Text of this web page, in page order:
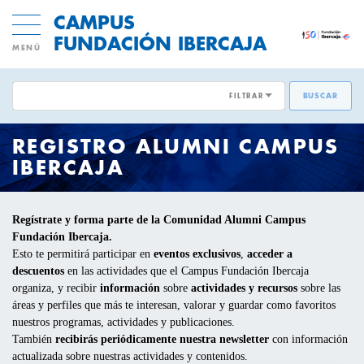
MENÚ
CAMPUS
FUNDACIÓN IBERCAJA
ACTIVIDADES GRATUITAS
CICLOS Y PROGRAMAS
CONFERENCIAS Y MESAS REDONDAS
CURSOS Y TALLERES
PRESENTACIONES
FILTRAR
DESARROLLO DE PERSONAS
INNOVACION Y MODELOS DE
TRANSFORMACIÓN DIGITAL
DIRECCIÓN Y ESTRATEGIA
EMPRESAS SOSTENIBLES
VENTAS Y MERCADOS
BUSCAR
REGISTRO ALUMNI CAMPUS
IBERCAJA
Regístrate y forma parte de la Comunidad Alumni Campus
Fundación Ibercaja.
Esto te permitirá participar en eventos exclusivos acceder a
descuentos en las actividades que el Campus Fundación Ibercaja
organiza, y recibir información sobre actividades y recursos sobre las
áreas y perfiles que más te interesan, valorar y guardar como favoritos
nuestros programas, actividades y publicaciones.
También recibirás periódicamente nuestra newsletter con información
actualizada sobre nuestras actividades y contenidos.